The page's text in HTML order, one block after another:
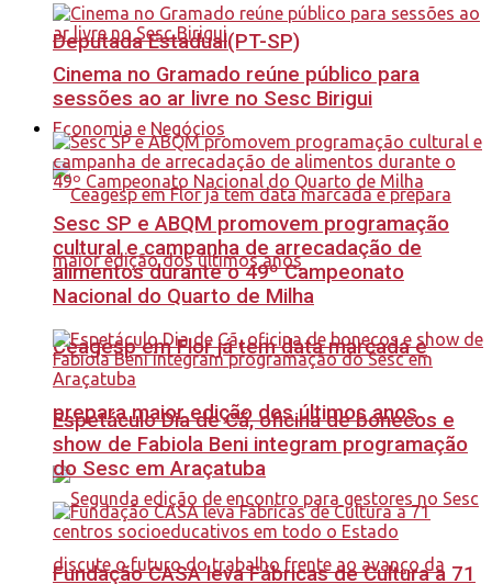
Deputada Estadual(PT-SP)
Economia e Negócios
Ceagesp em Flor já tem data marcada e
prepara maior edição dos últimos anos
Cinema no Gramado reúne público para
sessões ao ar livre no Sesc Birigui
Sesc SP e ABQM promovem programação
cultural e campanha de arrecadação de
alimentos durante o 49º Campeonato
Nacional do Quarto de Milha
Espetáculo Dia de Cã, oficina de bonecos e
show de Fabiola Beni integram programação
do Sesc em Araçatuba
Fundação CASA leva Fábricas de Cultura a 71